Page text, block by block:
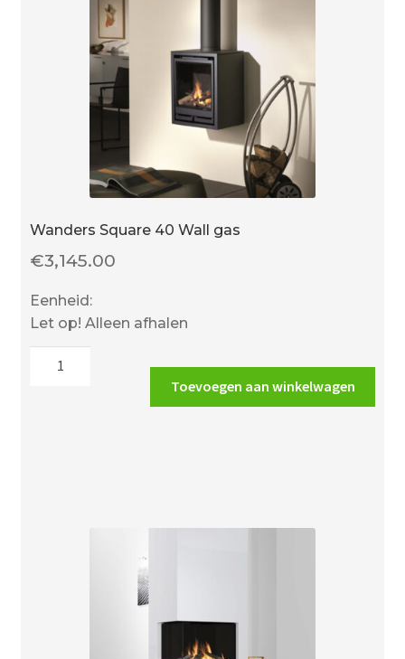
Wanders Square 40 Wall gas
€3,145.00
Eenheid:
Let op! Alleen afhalen
Toevoegen aan winkelwagen